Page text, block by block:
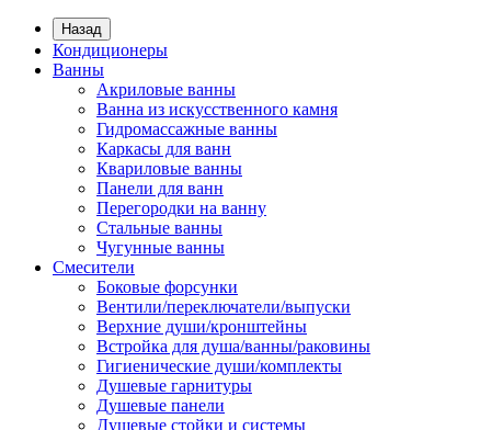
Назад
Кондиционеры
Ванны
Акриловые ванны
Ванна из искусственного камня
Гидромассажные ванны
Каркасы для ванн
Квариловые ванны
Панели для ванн
Перегородки на ванну
Стальные ванны
Чугунные ванны
Смесители
Боковые форсунки
Вентили/переключатели/выпуски
Верхние души/кронштейны
Встройка для душа/ванны/раковины
Гигиенические души/комплекты
Душевые гарнитуры
Душевые панели
Душевые стойки и системы